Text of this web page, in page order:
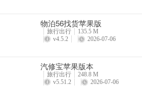
物泊56找货苹果版
旅行出行
135.5 M
v4.5.2
2026-07-06
汽修宝苹果版本
旅行出行
248.8 M
v5.51.2
2026-07-06